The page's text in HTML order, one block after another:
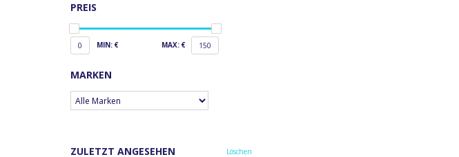
PREIS
0 MIN: € MAX: € 150
MARKEN
ZULETZT ANGESEHEN Löschen